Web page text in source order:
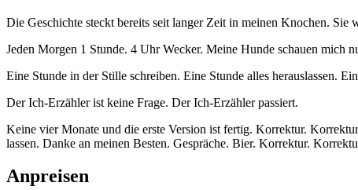
Die Geschichte steckt bereits seit langer Zeit in meinen Knochen. Sie
Jeden Morgen 1 Stunde. 4 Uhr Wecker. Meine Hunde schauen mich
Eine Stunde in der Stille schreiben. Eine Stunde alles herauslassen.
Der Ich-Erzähler ist keine Frage. Der Ich-Erzähler passiert.
Keine vier Monate und die erste Version ist fertig. Korrektur.
lassen. Danke an meinen Besten. Gespräche. Bier. Korrektur.
Anpreisen